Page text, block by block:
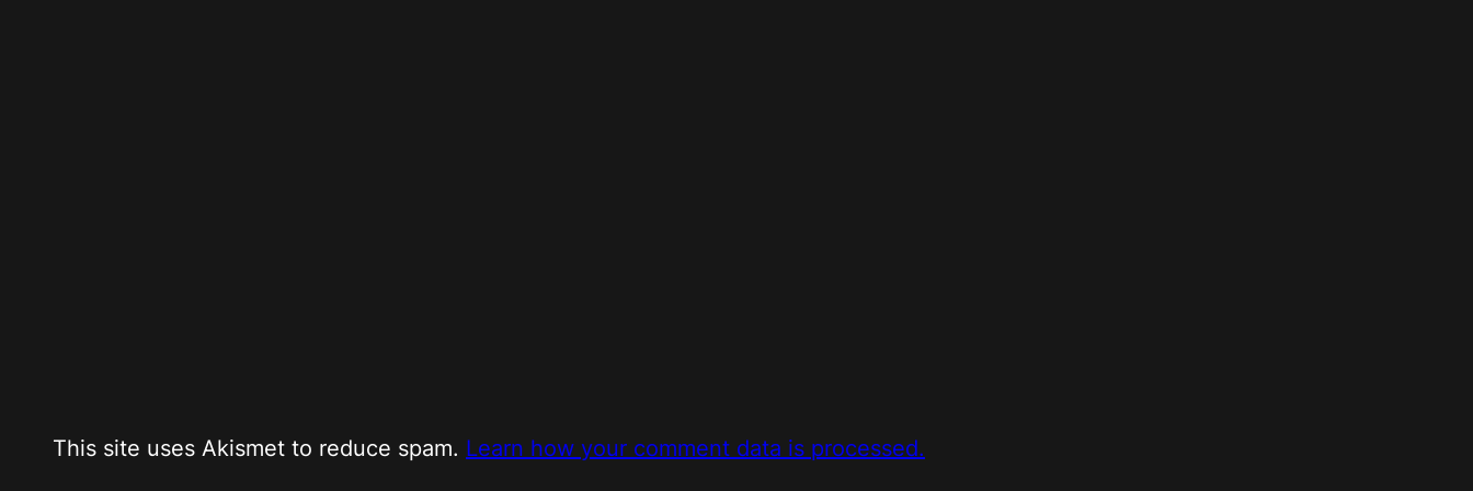
This site uses Akismet to reduce spam. Learn how your comment data is processed.